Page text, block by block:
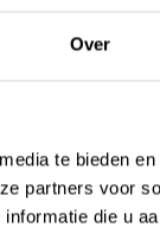
Over
te bieden en
partners voor
die u
het